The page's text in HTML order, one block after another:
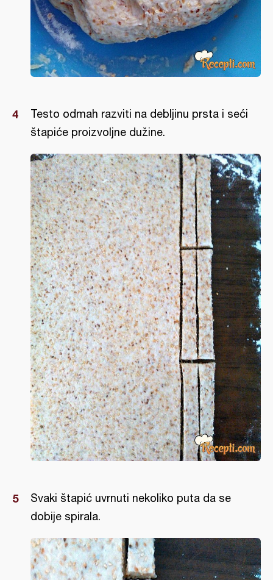
Testo odmah razviti na debljinu prsta i seći
štapiće proizvoljne dužine.
Svaki štapić uvrnuti nekoliko puta da se
dobije spirala.